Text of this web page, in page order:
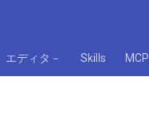
エディタ－ Skills MCP